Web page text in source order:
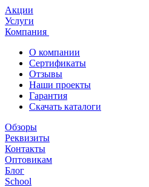
Акции
Услуги
Компания
О компании
Сертификаты
Отзывы
Наши проекты
Гарантия
Скачать каталоги
Обзоры
Реквизиты
Контакты
Оптовикам
Блог
School